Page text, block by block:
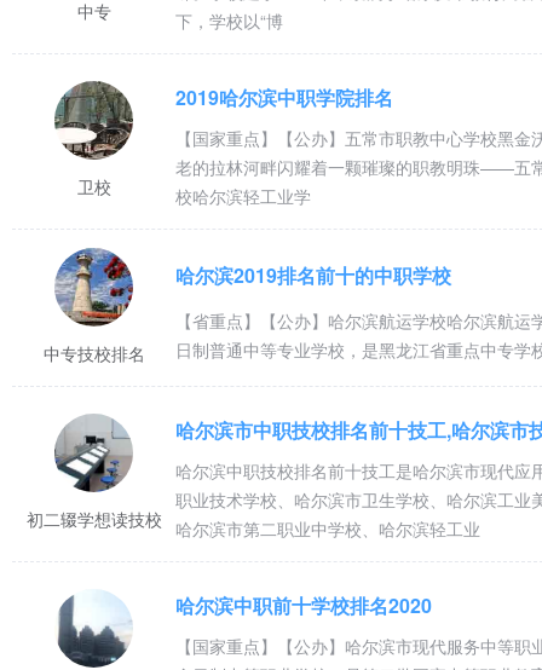
中专
下，学校以“博
卫校
2019哈尔滨中职学院排名
【国家重点】【公办】五常市职教中心学校黑
老的拉林河畔闪耀着一颗璀璨的职教明珠——五
校哈尔滨轻工业学
中专技校排名
哈尔滨2019排名前十的中职学校
【省重点】【公办】哈尔滨航运学校哈尔滨航
日制普通中等专业学校，是黑龙江省重点中专
初二辍学想读技校
哈尔滨市中职技校排名前十技工,哈尔滨市
哈尔滨中职技校排名前十技工是哈尔滨市现代
职业技术学校、哈尔滨市卫生学校、哈尔滨工
哈尔滨市第二职业中学校、哈尔滨轻工业
哈尔滨中职前十学校排名2020
【国家重点】【公办】哈尔滨市现代服务中等